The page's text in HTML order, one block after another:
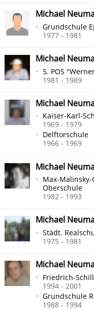
Michael
Grundschule
1977 - 1981
Michael
5. POS
1981 - 1989
Michael
Kaiser-Karl-
1969 - 1979
Delftorschule
1966 - 1969
Michael
Max-
Oberschule
1982 - 1993
Michael
Städt.
1975 - 1981
Michael
Friedrich-
1994 - 2001
Grundschule
1988 - 1994